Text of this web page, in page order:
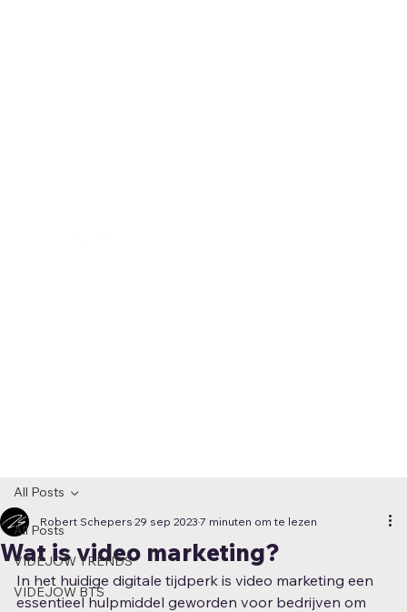
All Posts
VIDEJOW TRENDS
VIDEJOW BTS
All Posts
Wat is video marketing?
Robert Schepers 29 sep 2023 7 minuten om te lezen
In het huidige digitale tijdperk is video marketing een
essentieel hulpmiddel geworden voor bedrijven om